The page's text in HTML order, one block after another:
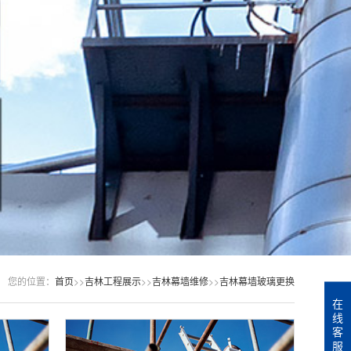
您的位置： 首页>>吉林工程展示>>吉林幕墙维修>>吉林幕墙玻璃更换
在
线
客
服